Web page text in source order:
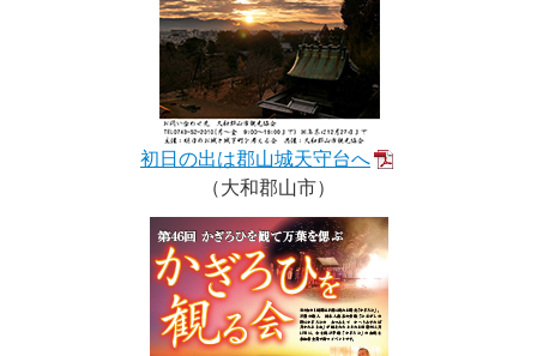
初日の出は郡山城天守台へ
（大和郡山市）